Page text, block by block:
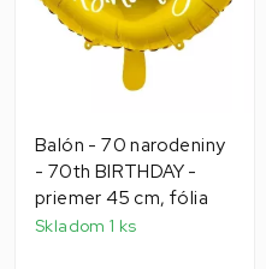
Balón - 70 narodeniny
- 70th BIRTHDAY -
priemer 45 cm, fólia
Skladom 1 ks